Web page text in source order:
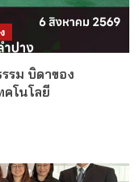
รม บิดาของ
โนโลยี